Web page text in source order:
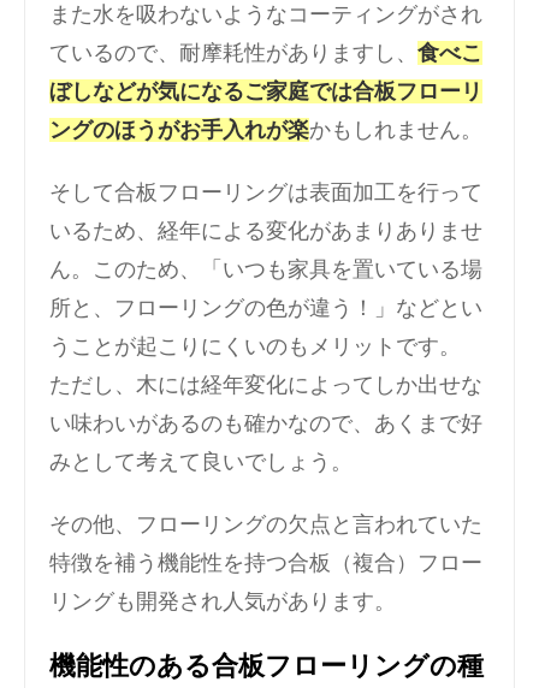
また水を吸わないようなコーティングがされ
ているので、耐摩耗性がありますし、 食べこ
ぼしなどが気になるご家庭では合板フローリ
ングのほうがお手入れが楽かもしれません。
そして合板フローリングは表面加工を行って
いるため、経年による変化があまりありませ
ん。このため、「いつも家具を置いている場
所と、フローリングの色が違う！」などとい
うことが起こりにくいのもメリットです。
ただし、木には経年変化によってしか出せな
い味わいがあるのも確かなので、あくまで好
みとして考えて良いでしょう。
その他、フローリングの欠点と言われていた
特徴を補う機能性を持つ合板（複合）フロー
リングも開発され人気があります。
機能性のある合板フローリングの種